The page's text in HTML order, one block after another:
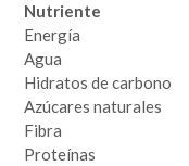
Nutriente
Energía
Agua
Hidratos de carbono
Azúcares naturales
Fibra
Proteínas